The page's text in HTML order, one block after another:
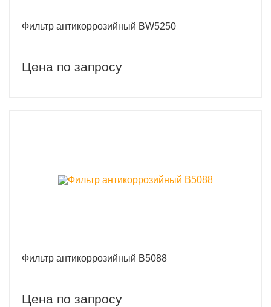
Фильтр антикоррозийный BW5250
Цена по запросу
Фильтр антикоррозийный B5088
Цена по запросу